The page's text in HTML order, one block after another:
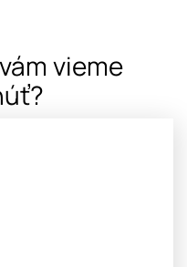
vieme